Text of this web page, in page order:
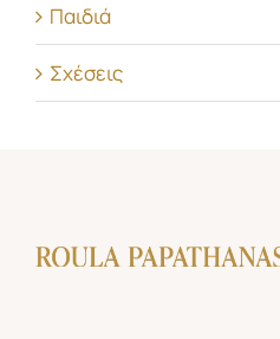
Παιδιά
Σχέσεις